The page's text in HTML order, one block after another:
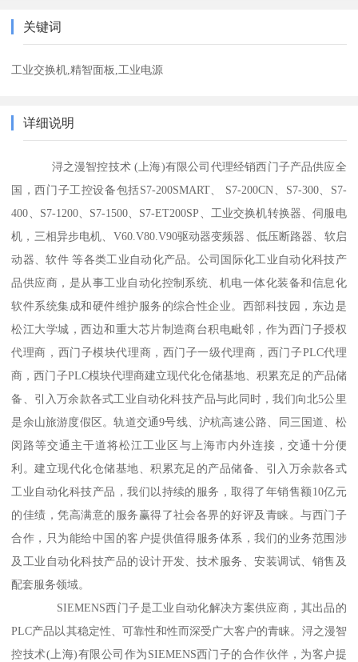
关键词
工业交换机,精智面板,工业电源
详细说明
浔之漫智控技术 (上海)有限公司代理经销西门子产品供应全
国，西门子工控设备包括S7-200SMART、 S7-200CN、S7-300、S7-
400、S7-1200、S7-1500、S7-ET200SP、工业交换机转换器、伺服电
机，三相异步电机、V60.V80.V90驱动器变频器、低压断路器、软启
动器、软件 等各类工业自动化产品。公司国际化工业自动化科技产
品供应商，是从事工业自动化控制系统、机电一体化装备和信息化
软件系统集成和硬件维护服务的综合性企业。西部科技园，东边是
松江大学城，西边和重大芯片制造商台积电毗邻，作为西门子授权
代理商，西门子模块代理商，西门子一级代理商，西门子PLC代理
商，西门子PLC模块代理商建立现代化仓储基地、积累充足的产品储
备、引入万余款各式工业自动化科技产品与此同时，我们向北5公里
是余山旅游度假区。轨道交通9号线、沪杭高速公路、同三国道、松
闵路等交通主干道将松江工业区与上海市内外连接，交通十分便
利。建立现代化仓储基地、积累充足的产品储备、引入万余款各式
工业自动化科技产品，我们以持续的服务，取得了年销售额10亿元
的佳绩，凭高满意的服务赢得了社会各界的好评及青睐。与西门子
合作，只为能给中国的客户提供值得服务体系，我们的业务范围涉
及工业自动化科技产品的设计开发、技术服务、安装调试、销售及
配套服务领域。
SIEMENS西门子是工业自动化解决方案供应商，其出品的
PLC产品以其稳定性、可靠性和性而深受广大客户的青睐。浔之漫智
控技术(上海)有限公司作为SIEMENS西门子的合作伙伴，为客户提